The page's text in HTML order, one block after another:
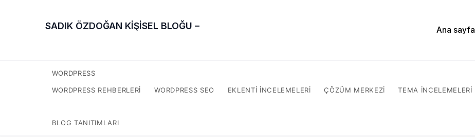
SADIK ÖZDOĞAN KİŞİSEL BLOĞU – Ana sayfa
WORDPRESS
WORDPRESS REHBERLERI WORDPRESS SEO EKLENTI INCELEMELERI ÇÖZÜM MERKEZI TEMA INCELEMELERI
BLOG TANITIMLARI